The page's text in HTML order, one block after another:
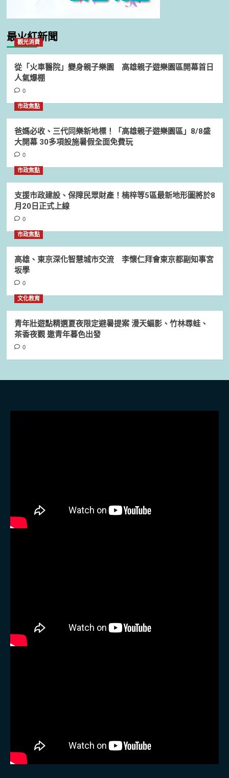
最火紅新聞
觀光消費
從「火車醫院」變身親子樂園 高雄親子遊樂園區開幕首日
人氣爆棚
0
市政焦點
爸媽必收、三代同樂新地標！「高雄親子遊樂園區」8/8盛
大開幕 30多項設施暑假全面免費玩
0
市政焦點
支援市政建設、保障民眾財產！楠梓等5區最新地形圖將於8
月20日正式上線
0
市政焦點
高雄、東京深化智慧城市交流 李懷仁拜會東京都副知事宮
坂學
0
文化教育
青年壯遊點精選夏夜限定避暑提案 漫天蝠影、竹林尋蛙、
茶香夜觀 邀青年暮色出發
0